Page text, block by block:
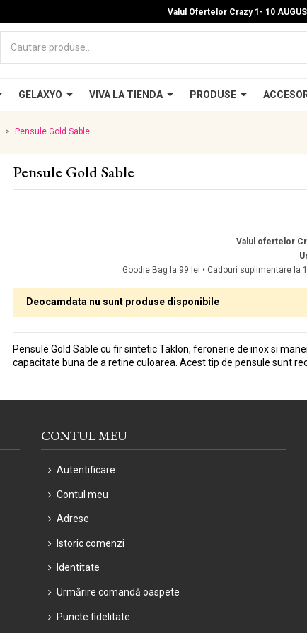
Valul Ofertelor Crazy 1- 10 A
GELAXYO VIVA LA TIENDA PRODUSE
Pensule Gold Sable
Pensule Gold Sable
Valul ofertelor
Goodie Bag la 99 lei • Cadouri suplimentare la
Deocamdata nu sunt produse disponibile
Pensule Gold Sable cu fir sintetic Taklon, feronerie de inox si
capacitate buna de a retine culoarea. Acest tip de pensule sunt
CONTUL MEU
Autentificare
Contul meu
Adrese
Istoric comenzi
Identitate
Urmărire comandă oaspete
Puncte fidelitate